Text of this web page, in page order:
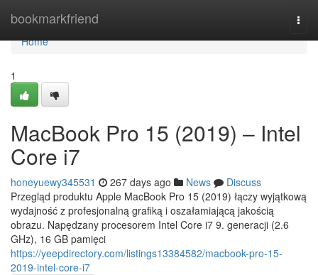
bookmarkfriend
Home
Home
1
MacBook Pro 15 (2019) – Intel
Core i7
honeyuewy345531 267 days ago News
Discuss
Przegląd produktu Apple MacBook Pro 15 (2019) łączy wyjątkową
wydajność z profesjonalną grafiką i oszałamiającą jakością
obrazu. Napędzany procesorem Intel Core i7 9. generacji (2.6
GHz), 16 GB pamięci
https://yeepdirectory.com/listings13384582/macbook-pro-15-
2019-intel-core-i7